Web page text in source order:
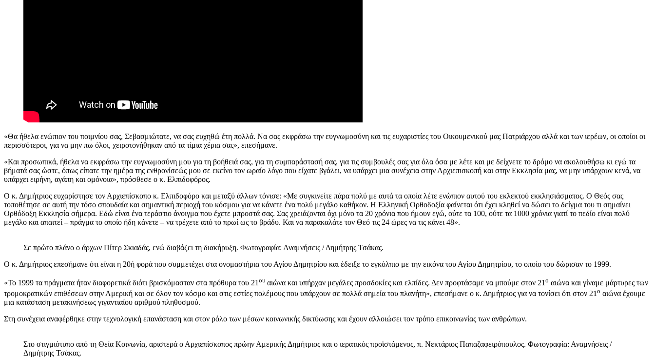
«Θα ήθελα ενώπιον του ποιμνίου σας, Σεβασμιώτατε, να σας ευχηθώ έτη πολλά. Να σας εκφράσω την ευγνωμοσύνη και τις ευχαριστίες του Οικουμενικού μας Πατριάρχου αλλά και των ιερέων, οι οποίοι οι
περισσότεροι, για να μην πω όλοι, χειροτονήθηκαν από τα τίμια χέρια σας», επεσήμανε.
«Και προσωπικά, ήθελα να εκφράσω την ευγνωμοσύνη μου για τη βοήθειά σας, για τη συμπαράστασή σας, για τις συμβουλές σας για όλα όσα με λέτε και με δείχνετε το δρόμο να ακολουθήσω κι εγώ τα
βήματά σας ώστε, όπως είπατε την ημέρα της ενθρονίσεώς μου σε εκείνο τον ωραίο λόγο που είχατε βγάλει, να υπάρχει μια συνέχεια στην Αρχιεπισκοπή και στην Εκκλησία μας, να μην υπάρχουν κενά, να
υπάρχει ειρήνη, αγάπη και ομόνοια», πρόσθεσε ο κ. Ελπιδοφόρος.
O κ. Δημήτριος ευχαρίστησε τον Αρχιεπίσκοπο κ. Ελπιδοφόρο και μεταξύ άλλων τόνισε: «Με συγκινείτε πάρα πολύ με αυτά τα οποία λέτε ενώπιον αυτού του εκλεκτού εκκλησιάσματος. Ο Θεός σας
τοποθέτησε σε αυτή την τόσο σπουδαία και σημαντική περιοχή του κόσμου για να κάνετε ένα πολύ μεγάλο καθήκον. Η Ελληνική Ορθοδοξία φαίνεται ότι έχει κληθεί να δώσει το δείγμα του τι σημαίνει
Ορθόδοξη Εκκλησία σήμερα. Εδώ είναι ένα τεράστιο άνοιγμα που έχετε μπροστά σας. Σας χρειάζονται όχι μόνο τα 20 χρόνια που ήμουν εγώ, ούτε τα 100, ούτε τα 1000 χρόνια γιατί το πεδίο είναι πολύ
μεγάλο και απαιτεί – πράγμα το οποίο ήδη κάνετε – να τρέχετε από το πρωί ως το βράδυ. Και να παρακαλάτε τον Θεό τις 24 ώρες να τις κάνει 48».
Σε πρώτο πλάνο ο άρχων Πίτερ Σκιαδάς, ενώ διαβάζει τη διακήρυξη. Φωτογραφία: Αναμνήσεις / Δημήτρης Τσάκας.
Ο κ. Δημήτριος επεσήμανε ότι είναι η 20ή φορά που συμμετέχει στα ονομαστήρια του Αγίου Δημητρίου και έδειξε το εγκόλπιο με την εικόνα του Αγίου Δημητρίου, το οποίο του δώρισαν το 1999.
«Το 1999 τα πράγματα ήταν διαφορετικά διότι βρισκόμασταν στα πρόθυρα του 21 ου αιώνα και υπήρχαν μεγάλες προσδοκίες και ελπίδες. Δεν προφτάσαμε να μπούμε στον 21 ο αιώνα και γίναμε μάρτυρες των
τρομοκρατικών επιθέσεων στην Αμερική και σε όλον τον κόσμο και στις εστίες πολέμους που υπάρχουν σε πολλά σημεία του πλανήτη», επεσήμανε ο κ. Δημήτριος για να τονίσει ότι στον 21ο αιώνα έχουμε
μια κατάσταση μετακινήσεως γιγαντιαίου αριθμού πληθυσμού.
Στη συνέχεια αναφέρθηκε στην τεχνολογική επανάσταση και στον ρόλο των μέσων κοινωνικής δικτύωσης και έχουν αλλοιώσει τον τρόπο επικοινωνίας των ανθρώπων.
Στο στιγμιότυπο από τη Θεία Κοινωνία, αριστερά ο Αρχιεπίσκοπος πρώην Αμερικής Δημήτριος και ο ιερατικός προϊστάμενος, π. Νεκτάριος Παπαζαφειρόπουλος. Φωτογραφία: Αναμνήσεις /
Δημήτρης Τσάκας.